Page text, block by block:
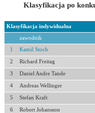
Klasyfikacja po
Klasyfikacja indywidualna
zawodnik
1 Kamil Stoch
2 Richard Freitag
3 Daniel Andre Tande
4 Andreas Wellinger
5 Stefan Kraft
6 Robert Johansson